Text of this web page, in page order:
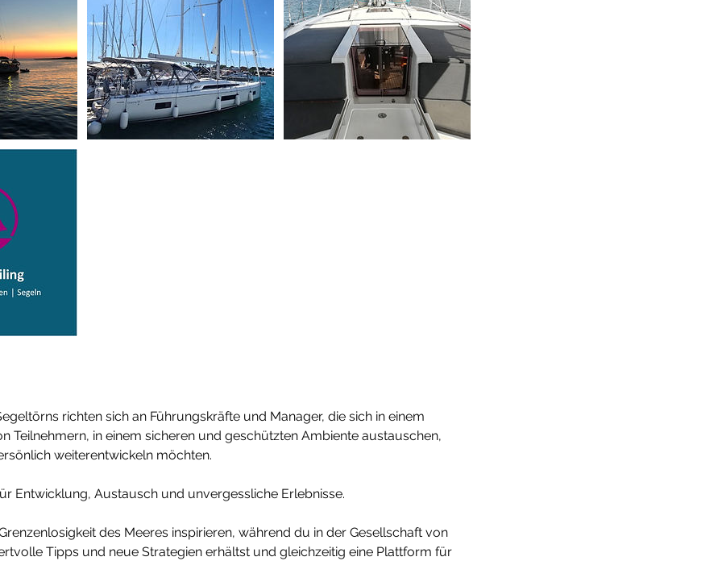
richten sich an Führungskräfte und Manager, die sich in einem
Teilnehmern, in einem sicheren und geschützten Ambiente austauschen,
weiterentwickeln möchten.
Entwicklung, Austausch und unvergessliche Erlebnisse.​
des Meeres inspirieren, während du in der Gesellschaft von
Tipps und neue Strategien erhältst und gleichzeitig eine Plattform für